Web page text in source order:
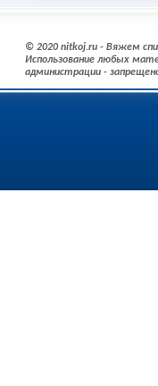
© 2020 nitkoj.ru - Вяжем
Использование любых
администрации -